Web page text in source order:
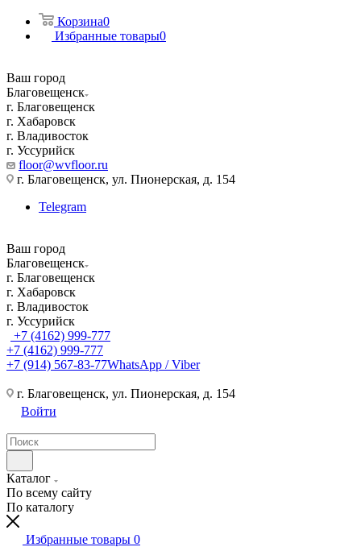
Корзина0
Избранные товары0
Ваш город
Благовещенск
г. Благовещенск
г. Хабаровск
г. Владивосток
г. Уссурийск
floor@wvfloor.ru
г. Благовещенск, ул. Пионерская, д. 154
Telegram
Ваш город
Благовещенск
г. Благовещенск
г. Хабаровск
г. Владивосток
г. Уссурийск
+7 (4162) 999-777
+7 (4162) 999-777
+7 (914) 567-83-77WhatsApp / Viber
г. Благовещенск, ул. Пионерская, д. 154
Войти
Каталог
По всему сайту
По каталогу
Избранные товары 0